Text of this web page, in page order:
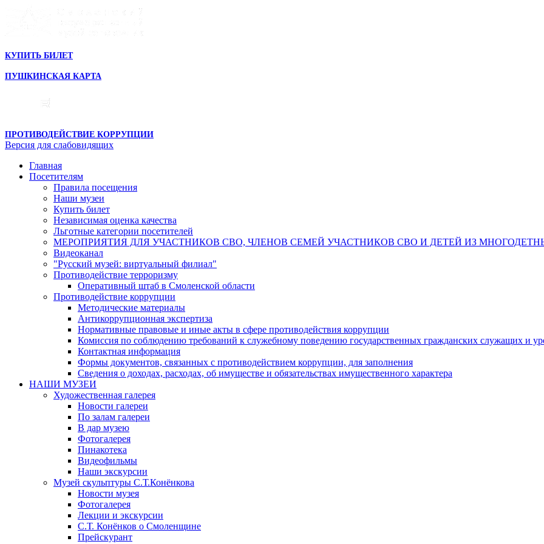
КУПИТЬ БИЛЕТ
ПУШКИНСКАЯ КАРТА
ПРОТИВОДЕЙСТВИЕ КОРРУПЦИИ
Версия для слабовидящих
Главная
Посетителям
Правила посещения
Наши музеи
Купить билет
Независимая оценка качества
Льготные категории посетителей
МЕРОПРИЯТИЯ ДЛЯ УЧАСТНИКОВ СВО, ЧЛЕНОВ СЕМЕЙ УЧАСТНИКОВ СВО И ДЕТЕЙ ИЗ
Видеоканал
"Русский музей: виртуальный филиал"
Противодействие терроризму
Оперативный штаб в Смоленской области
Противодействие коррупции
Методические материалы
Антикоррупционная экспертиза
Нормативные правовые и иные акты в сфере противодействия коррупции
Комиссия по соблюдению требований к служебному поведению государственных гражданских служащих и
Контактная информация
Формы документов, связанных с противодействием коррупции, для заполнения
Сведения о доходах, расходах, об имуществе и обязательствах имущественного характера
НАШИ МУЗЕИ
Художественная галерея
Новости галереи
По залам галереи
В дар музею
Фотогалерея
Пинакотека
Видеофильмы
Наши экскурсии
Музей скульптуры С.Т.Конёнкова
Новости музея
Фотогалерея
Лекции и экскурсии
С.Т. Конёнков о Смоленщине
Прейскурант